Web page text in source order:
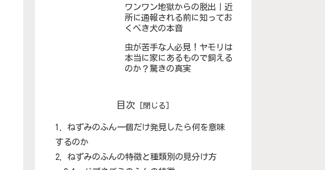
ワンワン地獄からの脱出｜近
所に通報される前に知ってお
くべき犬の本音
虫が苦手な人必見！ヤモリは
本当に家にあるもので飼える
のか？驚きの真実
目次
ねずみのふん一個だけ発見したら何を意味
するのか
ねずみのふんの特徴と種類別の見分け方